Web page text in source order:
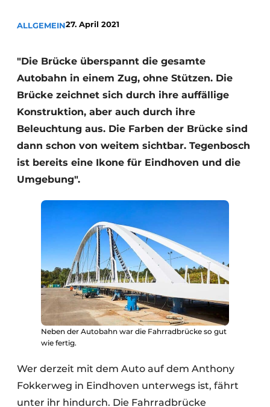
Datenschutz / Cookie-Erklärung
Videos
ALLGEMEIN27. April 2021
"Die Brücke überspannt die gesamte
Autobahn in einem Zug, ohne Stützen. Die
Brücke zeichnet sich durch ihre auffällige
Konstruktion, aber auch durch ihre
Beleuchtung aus. Die Farben der Brücke sind
dann schon von weitem sichtbar. Tegenbosch
ist bereits eine Ikone für Eindhoven und die
Umgebung".
Neben der Autobahn war die Fahrradbrücke so gut
wie fertig.
Wer derzeit mit dem Auto auf dem Anthony
Fokkerweg in Eindhoven unterwegs ist, fährt
unter ihr hindurch. Die Fahrradbrücke